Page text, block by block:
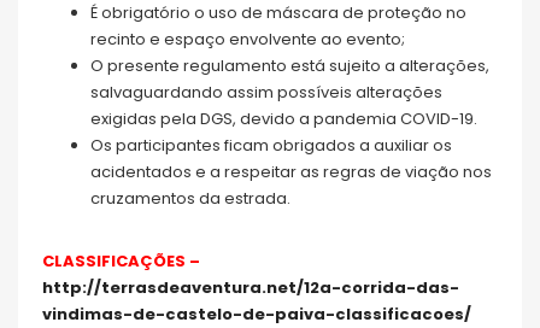
É obrigatório o uso de máscara de proteção no
recinto e espaço envolvente ao evento;
O presente regulamento está sujeito a alterações,
salvaguardando assim possíveis alterações
exigidas pela DGS, devido a pandemia COVID-19.
Os participantes ficam obrigados a auxiliar os
acidentados e a respeitar as regras de viação nos
cruzamentos da estrada.
CLASSIFICAÇÕES –
http://terrasdeaventura.net/12a-corrida-das-
vindimas-de-castelo-de-paiva-classificacoes/